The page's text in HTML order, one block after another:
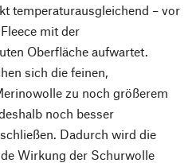
temperaturausgleichend – vor
mit der
Oberfläche aufwartet.
sich die feinen,
zu noch größerem
noch besser
Dadurch wird die
Wirkung der Schurwolle